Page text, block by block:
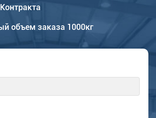
объем заказа 1000кг